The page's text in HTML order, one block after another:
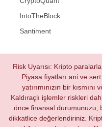
IntoTheBlock
Santiment
Risk Uyarısı: Kripto
Piyasa fiyatları ani ve
yatırımınızın bir
Kaldıraçlı işlemler riskleri
önce finansal durumunuzu,
dikkatlice değerlendiriniz.